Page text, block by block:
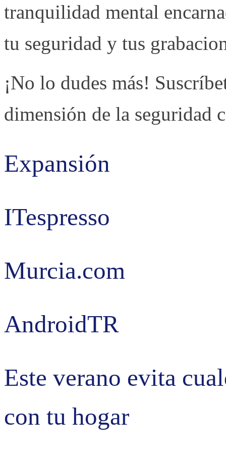
tranquilidad mental
tu seguridad y tus
¡No lo dudes más!
dimensión de la seguridad
Expansión
ITespresso
Murcia.com
AndroidTR
Este verano evita
con tu hogar